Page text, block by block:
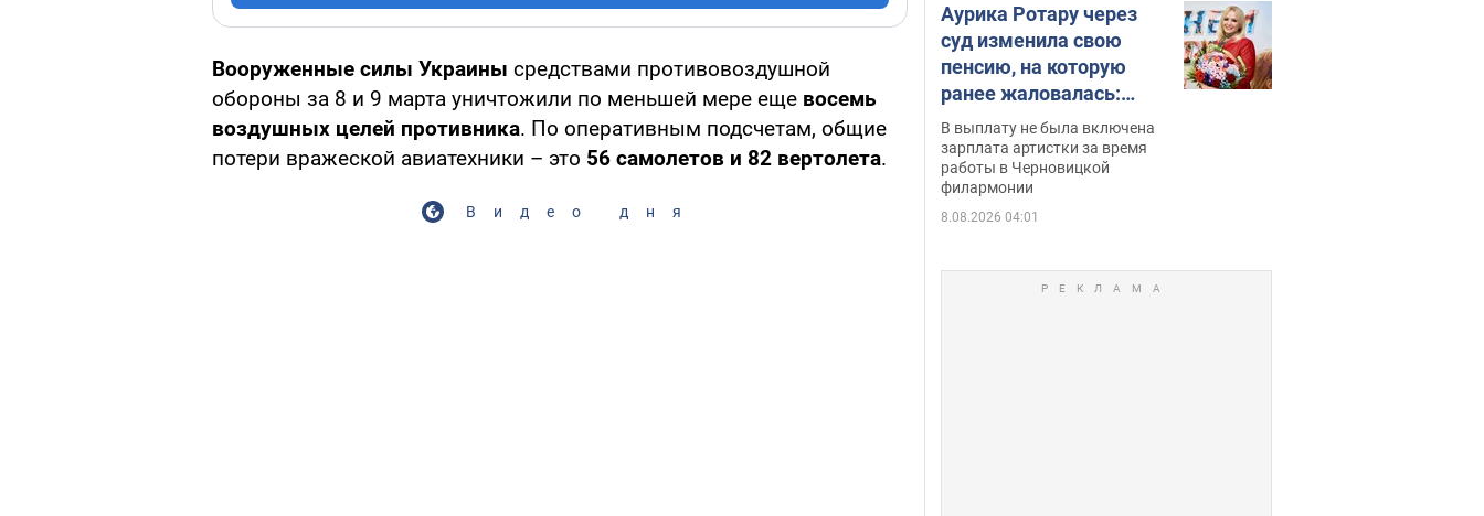
Вооруженные силы Украины средствами противовоздушной
обороны за 8 и 9 марта уничтожили по меньшей мере еще восемь
воздушных целей противника. По оперативным подсчетам, общие
потери вражеской авиатехники – это 56 самолетов и 82 вертолета.
Видео дня
Аурика Ротару через
суд изменила свою
пенсию, на которую
ранее жаловалась:
сколько получала
певица
В выплату не была включена
зарплата артистки за время
работы в Черновицкой
филармонии
8.08.2026 04:01